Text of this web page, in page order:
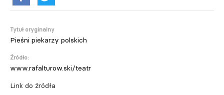
Tytuł oryginalny
Pieśni piekarzy polskich
Źródło:
www.rafalturow.ski/teatr
Link do źródła